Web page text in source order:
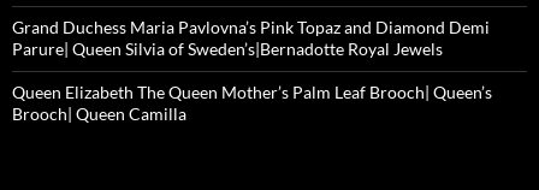
Grand Duchess Maria Pavlovna’s Pink Topaz and Diamond Demi
Parure| Queen Silvia of Sweden’s|Bernadotte Royal Jewels
Queen Elizabeth The Queen Mother’s Palm Leaf Brooch| Queen’s
Brooch| Queen Camilla